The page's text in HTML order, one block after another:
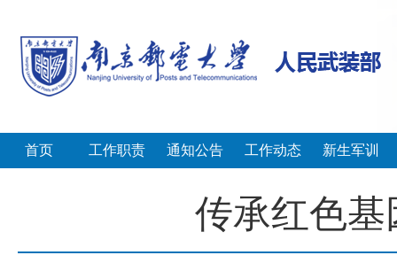
首页 工作职责 通知公告 工作动态 新生军训
传承红色